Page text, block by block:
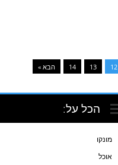
12
13
14 הבא »
הכל על:
מונקו
אוכל